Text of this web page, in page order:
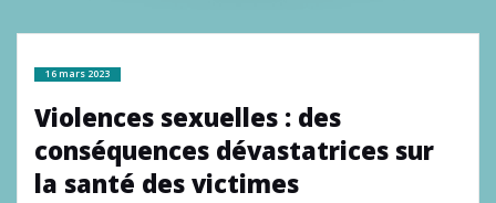
16 mars 2023
Violences sexuelles : des
conséquences dévastatrices sur
la santé des victimes